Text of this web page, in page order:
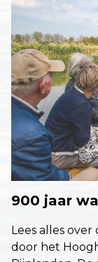
900 jaar
Lees alles
door het